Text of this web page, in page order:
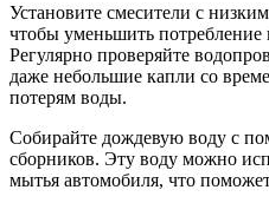
Установите смесители с
чтобы уменьшить потребление
Регулярно проверяйте
даже небольшие капли со
потерям воды.
Собирайте дождевую воду с
сборников. Эту воду можно
мытья автомобиля, что